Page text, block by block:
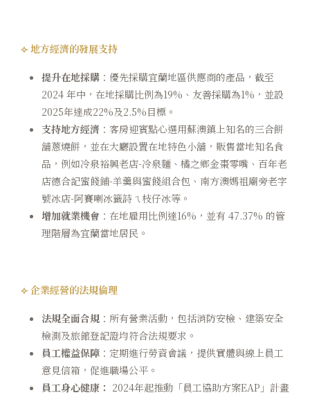
⟣ 地方經濟的發展支持
提升在地採購 ：優先採購宜蘭地區供應商的產品，截至
2024 年中，在地採購比例為19%、友善採購為1%，並設
2025年達成22%及2.5%目標。
支持地方經濟 ：客房迎賓點心選用蘇澳鎮上知名的三合餅
舖蔥燒餅，並在大廳設置在地特色小舖，販售當地知名食
品，例如冷泉裕興老店-冷泉麵、橘之鄉金棗零嘴、百年老
店德合記蜜餞鋪-羊羹與蜜餞組合包、南方澳媽祖廟旁老字
號冰店-阿賽喇冰籤詩ㄟ枝仔冰等。
增加就業機會 ：在地雇用比例達16%，並有 47.37% 的管
理階層為宜蘭當地居民。
⟣ 企業經營的法規倫理
法規全面合規 ：所有營業活動，包括消防安檢、建築安全
檢測及旅館登記證均符合法規要求。
員工權益保障 ：定期進行勞資會議，提供實體與線上員工
意見信箱，促進職場公平。
員工身心健康： 2024年起推動「員工協助方案EAP」計畫